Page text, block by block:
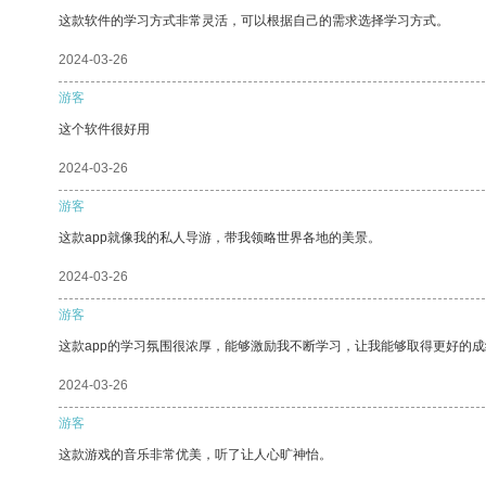
这款软件的学习方式非常灵活，可以根据自己的需求选择学习方式。
2024-03-26
游客
这个软件很好用
2024-03-26
游客
这款app就像我的私人导游，带我领略世界各地的美景。
2024-03-26
游客
这款app的学习氛围很浓厚，能够激励我不断学习，让我能够取得更好的
2024-03-26
游客
这款游戏的音乐非常优美，听了让人心旷神怡。